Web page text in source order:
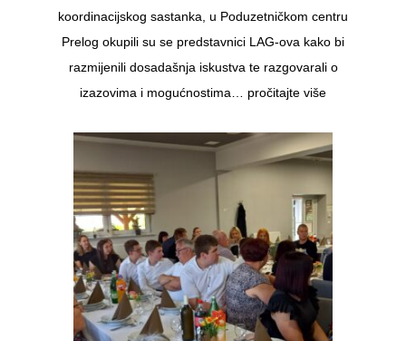
koordinacijskog sastanka, u Poduzetničkom centru
Prelog okupili su se predstavnici LAG-ova kako bi
razmijenili dosadašnja iskustva te razgovarali o
izazovima i mogućnostima… pročitajte više